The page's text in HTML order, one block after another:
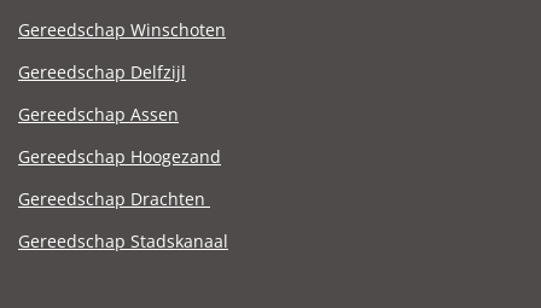
Gereedschap Winschoten
Gereedschap Delfzijl
Gereedschap Assen
Gereedschap Hoogezand
Gereedschap Drachten
Gereedschap Stadskanaal